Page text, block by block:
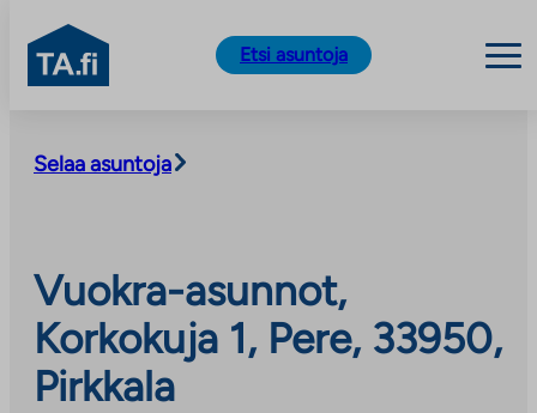
sisältöön
TA.fi
Etsi asuntoja
Selaa asuntoja
Vuokra-asunnot,
Korkokuja 1, Pere, 33950,
Pirkkala